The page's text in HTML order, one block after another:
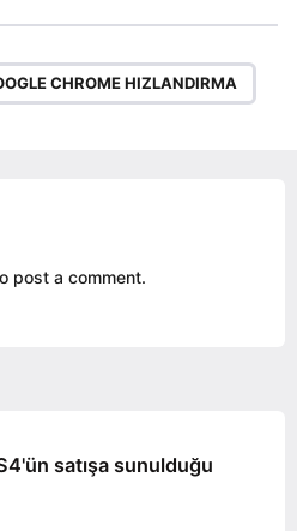
CHROME HIZLANDIRMA
post a comment.
satışa sunulduğu